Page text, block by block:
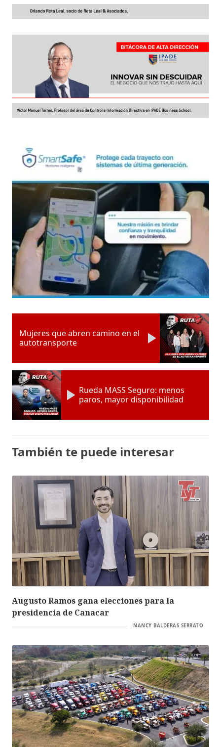
Mujeres que abren camino en el
autotransporte
Rueda MASS Seguro: menos
paros, mayor disponibilidad
También te puede interesar
Augusto Ramos gana elecciones para la
presidencia de Canacar
NANCY BALDERAS SERRATO